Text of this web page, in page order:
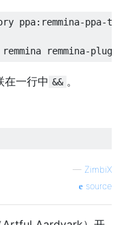
ppa:remmina-ppa-
在一行中 && 。
— ZimbiX
source